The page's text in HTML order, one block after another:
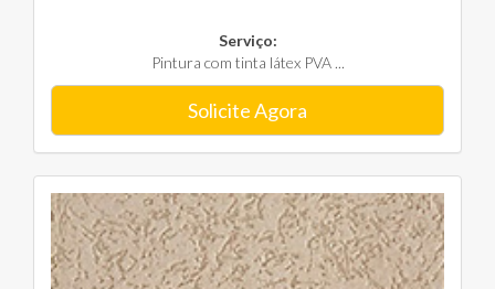
Serviço:
Pintura com tinta látex PVA ...
Solicite Agora